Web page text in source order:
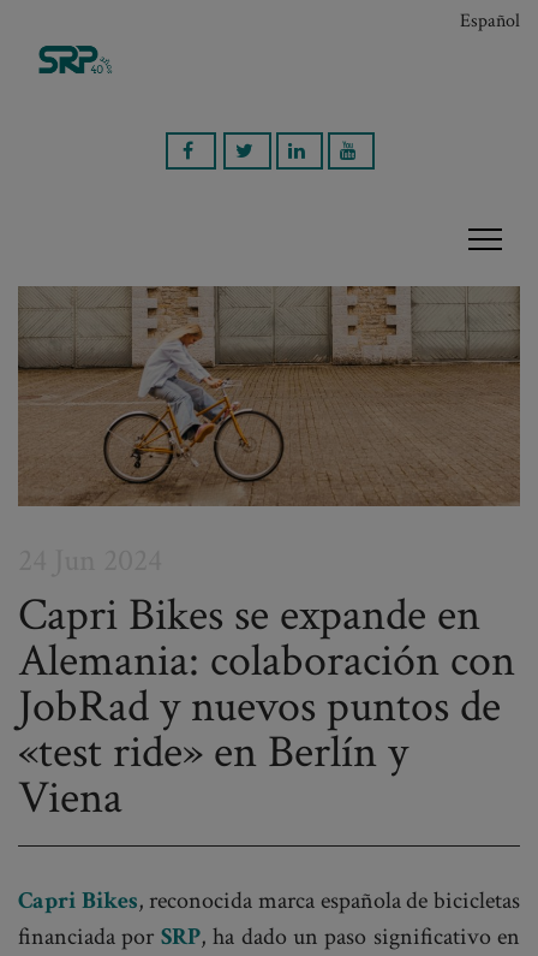
Capri Bikes se expande en
Alemania: colaboración con
JobRad y nuevos puntos de
«test ride» en Berlín y
Viena
Capri Bikes, reconocida marca española de bicicletas
financiada por SRP, ha dado un paso significativo en
Post
navigation
Español